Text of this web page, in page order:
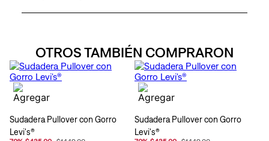
OTROS TAMBIÉN COMPRARON
Sudadera Pullover con Gorro
Levi's®
Sudadera Pullover con Gorro
Levi's®